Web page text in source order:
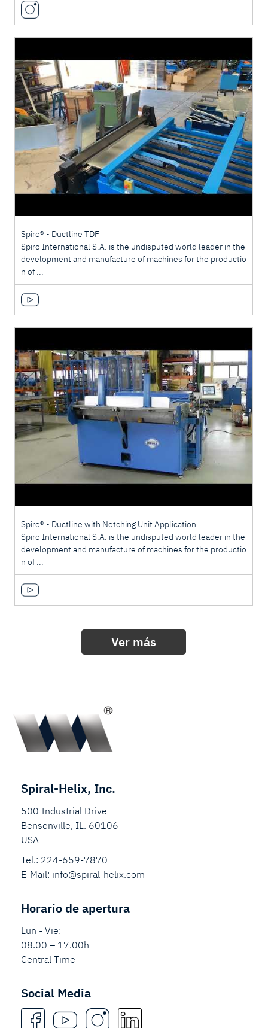
Spiro® - Ductline TDF
Spiro International S.A. is the undisputed world leader in the
development and manufacture of machines for the productio
n of ...
Spiro® - Ductline with Notching Unit Application
Spiro International S.A. is the undisputed world leader in the
development and manufacture of machines for the productio
n of ...
Ver más
Spiral-Helix, Inc.
500 Industrial Drive
Bensenville, IL. 60106
USA
Tel.: 224-659-7870
E-Mail: info@spiral-helix.com
Horario de apertura
Lun - Vie:
08.00 – 17.00h
Central Time
Social Media